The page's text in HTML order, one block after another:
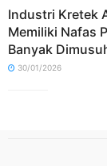
Industri Kretek
Memiliki Nafas
Banyak
30/01/2026